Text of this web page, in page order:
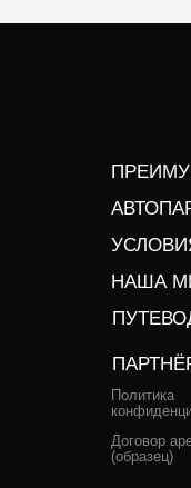
НАША
Политика
Договор
(образец)